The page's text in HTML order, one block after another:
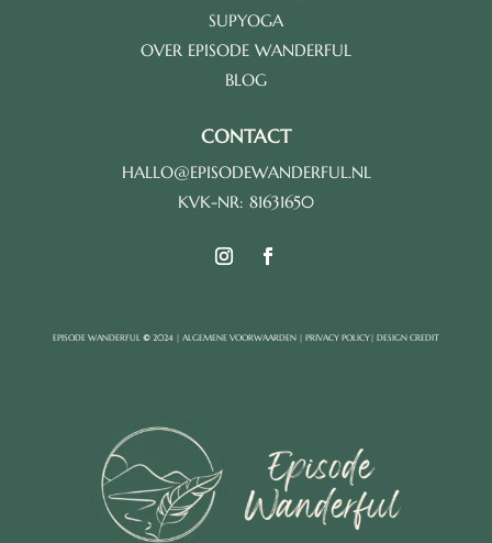
SUPYOGA
OVER EPISODE WANDERFUL
BLOG
CONTACT
HALLO@EPISODEWANDERFUL.NL
KVK-NR: 81631650
EPISODE WANDERFUL © 2024 | ALGEMENE VOORWAARDEN| PRIVACY POLICY| DESIGN CREDIT